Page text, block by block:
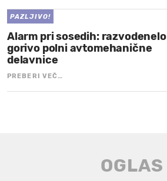
PAZLJIVO!
Alarm pri sosedih: razvodenelo
gorivo polni avtomehanične
delavnice
PREBERI VEČ…